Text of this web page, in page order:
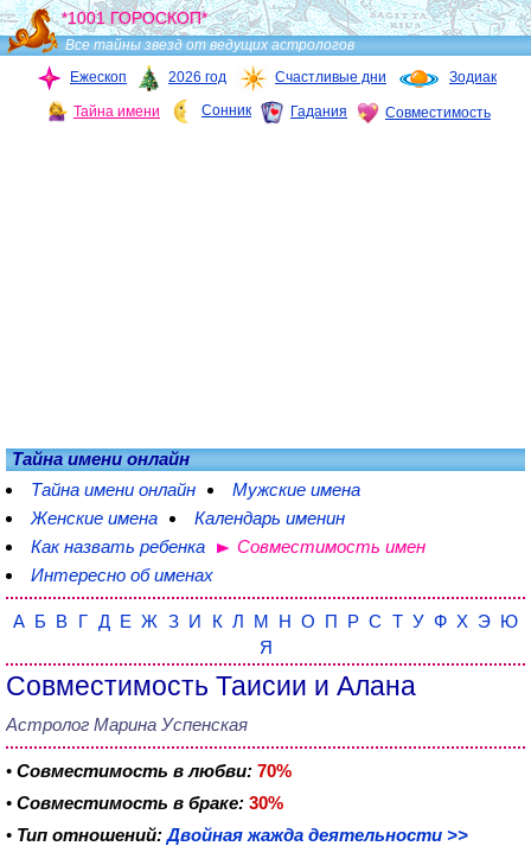
*1001 ГОРОСКОП*
Все тайны звезд от ведущих астрологов
Ежескоп
2026 год Счастливые дни Зодиак
Тайна имени Сонник Гадания Совместимость
Тайна имени онлайн
Тайна имени онлайн
Мужские имена
Женские имена
Календарь именин
Как назвать ребенка
Совместимость имен
Интересно об именах
А Б В Г Д Е Ж З И К Л М Н О П Р С Т У Ф Х Э Ю
Я
Совместимость Таисии и Алана
Астролог Марина Успенская
• Совместимость в любви: 70%
• Совместимость в браке: 30%
• Тип отношений:Двойная жажда деятельности >>